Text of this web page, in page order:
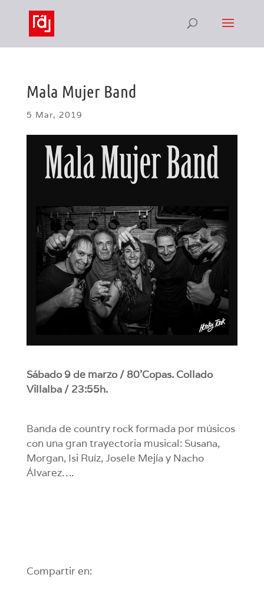
Mala Mujer Band
5 Mar, 2019
Sábado 9 de marzo / 80’Copas. Collado
Villalba / 23:55h.
Banda de country rock formada por músicos
con una gran trayectoria musical: Susana,
Morgan, Isi Ruíz, Josele Mejía y Nacho
Álvarez….
Compartir en: